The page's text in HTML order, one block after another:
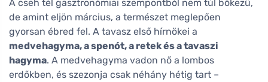
A cseh tél gasztronómiai szempontból nem túl bőkezű,
de amint eljön március, a természet meglepően
gyorsan ébred fel. A tavasz első hírnökei a
medvehagyma, a spenót, a retek és a tavaszi
hagyma. A medvehagyma vadon nő a lombos
erdőkben, és szezonja csak néhány hétig tart –